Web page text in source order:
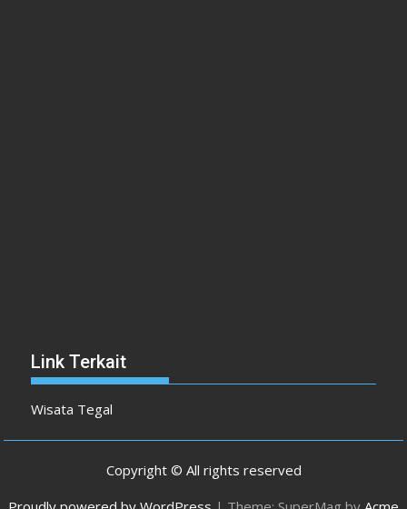
Link Terkait
Wisata Tegal
Copyright © All rights reserved